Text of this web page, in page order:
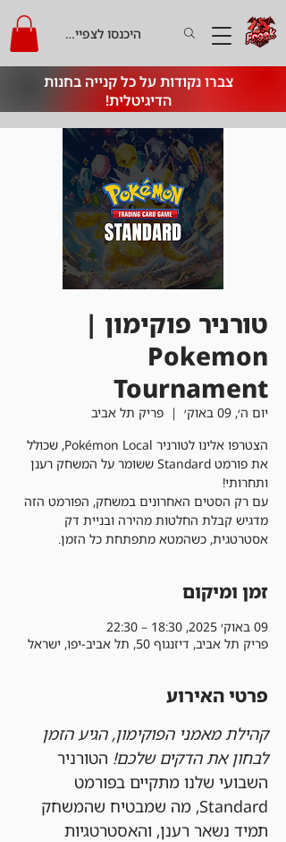
צברו נקודות על כל קנייה בחנות
הדיגיטלית!
היכנסו לצפייה בקרדיט
טורניר פוקימון |
Pokemon
Tournament
יום ה׳, 09 באוק׳
  |
פריק תל אביב
הצטרפו אלינו לטורניר Pokémon Local, שכולל
את פורמט Standard ששומר על המשחק רענן
עם רק הסטים האחרונים במשחק, הפורמט הזה
מדגיש קבלת החלטות מהירה ובניית דק
אסטרטגית, כשהמטא מתפתחת כל הזמן.
זמן ומיקום
09 באוק׳ 2025, 18:30 – 22:30
פריק תל אביב, דיזנגוף 50, תל אביב-יפו, ישראל
פרטי האירוע
קהילת מאמני הפוקימון, הגיע הזמן
לבחון את הדקים שלכם! הטורניר
השבועי שלנו מתקיים בפורמט
Standard, מה שמבטיח שהמשחק
תמיד נשאר רענן, והאסטרטגיות